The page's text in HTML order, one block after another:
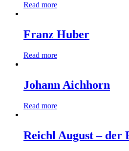
Read more
Franz Huber
Read more
Johann Aichhorn
Read more
Reichl August – der